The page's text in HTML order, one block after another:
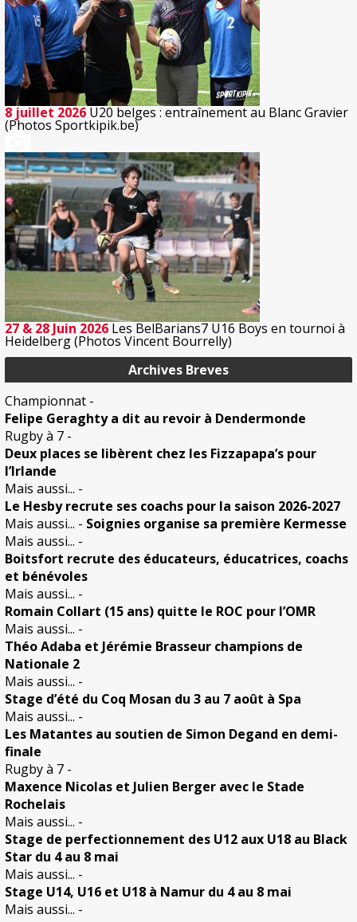
Archives Breves
Championnat -
Felipe Geraghty a dit au revoir à Dendermonde
Rugby à 7 -
Deux places se libèrent chez les Fizzapapa’s pour
l’Irlande
Mais aussi... -
Le Hesby recrute ses coachs pour la saison 2026-2027
Mais aussi... - Soignies organise sa première Kermesse
Mais aussi... -
Boitsfort recrute des éducateurs, éducatrices, coachs
et bénévoles
Mais aussi... -
Romain Collart (15 ans) quitte le ROC pour l’OMR
Mais aussi... -
Théo Adaba et Jérémie Brasseur champions de
Nationale 2
Mais aussi... -
Stage d’été du Coq Mosan du 3 au 7 août à Spa
Mais aussi... -
Les Matantes au soutien de Simon Degand en demi-
finale
Rugby à 7 -
Maxence Nicolas et Julien Berger avec le Stade
Rochelais
Mais aussi... -
Stage de perfectionnement des U12 aux U18 au Black
Star du 4 au 8 mai
Mais aussi... -
Stage U14, U16 et U18 à Namur du 4 au 8 mai
Mais aussi... -
8 juillet 2026 U20 belges : entraînement au Blanc Gravier
(Photos Sportkipik.be)
27 & 28 Juin 2026 Les BelBarians7 U16 Boys en tournoi à
Heidelberg (Photos Vincent Bourrelly)